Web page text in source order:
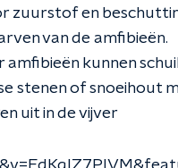
zuurstof en
van de amfibieën.
kunnen
stenen of snoeihout
uit in de vijver